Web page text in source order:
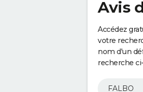
Avis
Accédez
votre
nom d'un
recherche